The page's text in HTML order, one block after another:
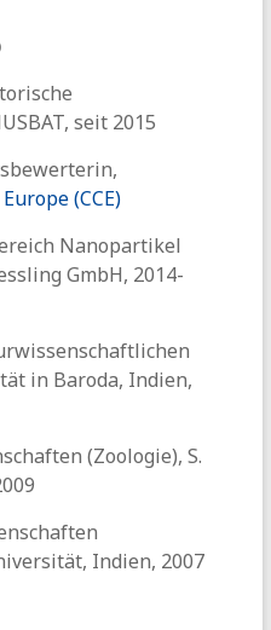
seit 2015
(CCE)
Nanopartikel
GmbH, 2014-
in Baroda, Indien,
(Zoologie), S.
Indien, 2007